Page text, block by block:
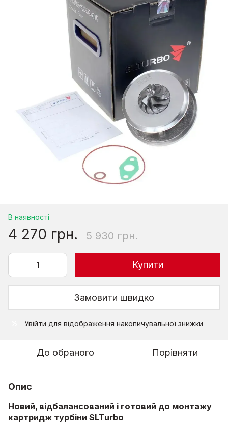
В наявності
4 270 грн. 5 930 грн.
Купити
Замовити швидко
Увійти для відображення накопичувальної знижки
До обраного Порівняти
Опис
Новий, відбалансований і готовий до монтажу
картридж турбіни SLTurbo